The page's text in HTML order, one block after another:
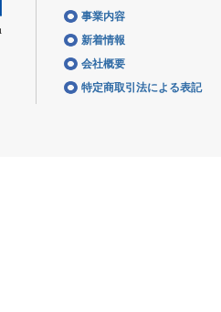
事業内容
新着情報
会社概要
特定商取引法による表記